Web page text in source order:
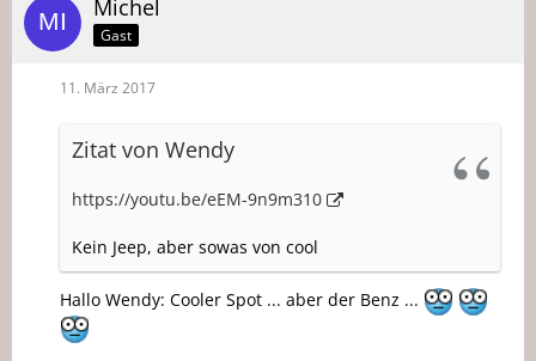
Michel
Gast
11. März 2017
Zitat von Wendy
https://youtu.be/eEM-9n9m310
Kein Jeep, aber sowas von cool
Hallo Wendy: Cooler Spot ... aber der Benz ...